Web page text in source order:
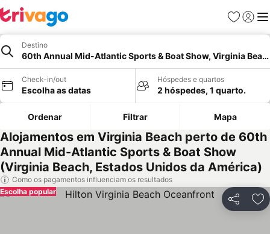
Favoritos
Iniciar
Destino
60th Annual Mid-Atlantic Sports & Boat Show, Virginia
Check-in/out
Escolha as datas
Hóspedes e quartos
2 hóspedes, 1 quarto.
Ordenar Filtrar Mapa
Alojamentos em Virginia Beach perto de 60th
Annual Mid-Atlantic Sports & Boat Show
(Virginia Beach, Estados Unidos da América)
Como os pagamentos influenciam os resultados
Partilhar
Escolha popular